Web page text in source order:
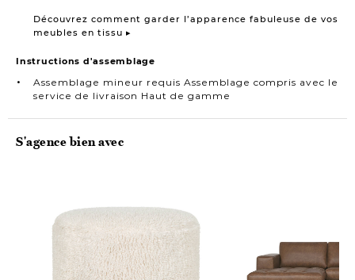
Découvrez comment garder l’apparence fabuleuse de vos
meubles en tissu ▸
Instructions d'assemblage
Assemblage mineur requis Assemblage compris avec le
service de livraison Haut de gamme
S'agence bien avec